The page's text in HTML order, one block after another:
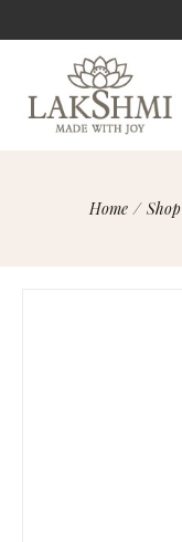
Home / Shop